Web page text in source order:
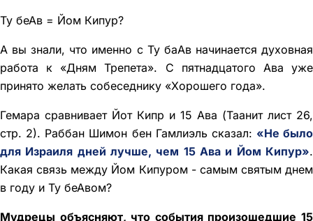
Ту беАв = Йом Кипур?
А вы знали, что именно с Ту баАв начинается духовная
работа к «Дням Трепета». С пятнадцатого Ава уже
принято желать собеседнику «Хорошего года».
Гемара сравнивает Йот Кипр и 15 Ава (Таанит лист 26,
стр. 2). Раббан Шимон бен Гамлиэль сказал: «Не было
для Израиля дней лучше, чем 15 Ава и Йом Кипур».
Какая связь между Йом Кипуром - самым святым днем
в году и Ту беАвом?
Мудрецы объясняют, что события произошедшие 15